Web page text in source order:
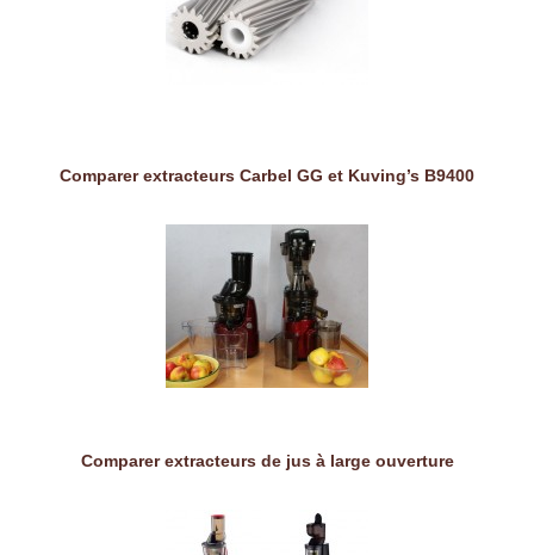
Comparer extracteurs Carbel GG et Kuving’s B9400
Comparer extracteurs de jus à large ouverture